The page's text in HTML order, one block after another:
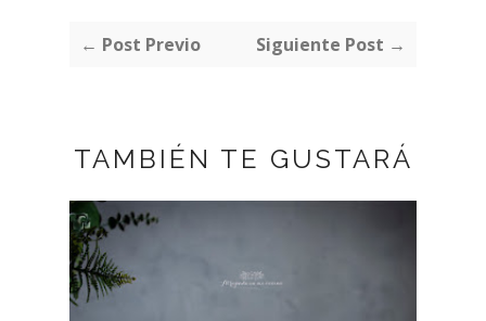
← Post Previo Siguiente Post →
TAMBIÉN TE GUSTARÁ